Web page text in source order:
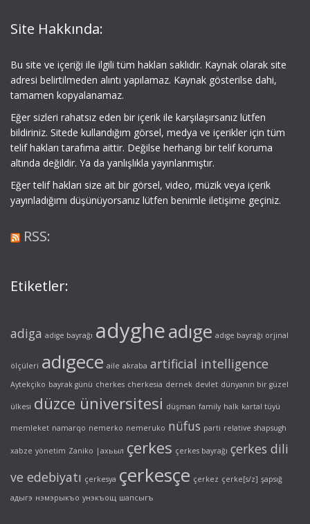
Site Hakkında:
Bu site ve içeriği ile ilgili tüm hakları saklıdır. Kaynak olarak site
adresi belirtilmeden alıntı yapılamaz. Kaynak gösterilse dahi,
tamamen kopyalanamaz.
Eğer sizleri rahatsız eden bir içerik ile karşılaşırsanız lütfen
bildiriniz. Sitede kullandığım görsel, medya ve içerikler için tüm
telif hakları tarafıma aittir. Değilse herhangi bir telif koruma
altında değildir. Ya da yanlışlıkla yayınlanmıştır.
Eğer telif hakları size ait bir görsel, video, müzik veya içerik
yayınladığımı düşünüyorsanız lütfen benimle iletişime geçiniz.
RSS:
Etiketler:
adiga adige bayrağı adygheadıge adıge bayrağı orjinal
ölçüleri adıgece aile akraba artificial intelligence
Aytekçiko bayrak günü cherkes cherkesia dernek devlet dünyanın bir güzel
ülkesi düzce üniversitesi düşman family halk kartal tüyü
memleket namarqo nemerko nemeruko nüfus parti relative shapsugh
xabze yönetim Zaniko |ахьыл çerkes çerkes bayrağı çerkes dili
ve edebiyatı çerkesya çerkesçe çerkez çerke[s/z] şapsığ
адыгэ нэмэрыкъо унэкъощ шапсыгъ